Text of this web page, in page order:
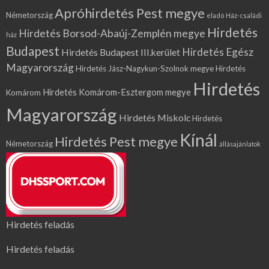
NémetországApróhirdetés Pest megye eladó Ház-családi
ház Hirdetés Borsod-Abaúj-Zemplén megye Hirdetés
Budapest Hirdetés Budapest III.kerület Hirdetés Egész
MagyarországHirdetés Jász-Nagykun-Szolnok megyeHirdetés
Komárom Hirdetés Komárom-Esztergom megye Hirdetés
Magyarország Hirdetés MiskolcHirdetés
Németország Hirdetés Pest megye Kínál állásajánlatok
Hirdetés feladás
Hirdetés feladás